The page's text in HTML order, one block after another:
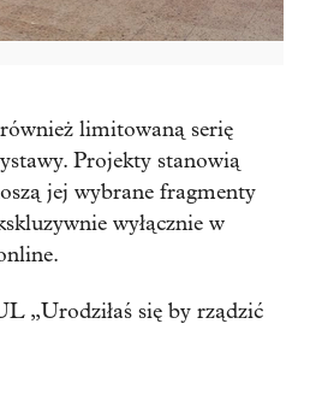
limitowaną serię
Projekty stanowią
jej wybrane fragmenty
wyłącznie w
„Urodziłaś się by rządzić